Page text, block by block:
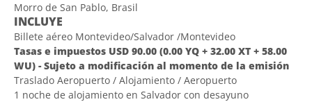
Morro de San Pablo, Brasil
INCLUYE
Billete aéreo Montevideo/Salvador /Montevideo
Tasas e impuestos USD 90.00 (0.00 YQ + 32.00 XT + 58.00
WU) - Sujeto a modificación al momento de la emisión
Traslado Aeropuerto / Alojamiento / Aeropuerto
1 noche de alojamiento en Salvador con desayuno